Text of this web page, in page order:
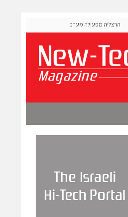
הרצליה מפעילה מערכת AI לניהול אדפטיבי של רמזורים